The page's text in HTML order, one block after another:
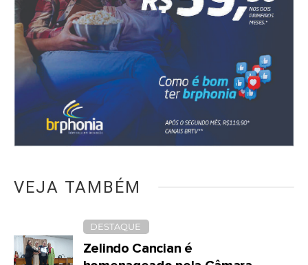
VEJA TAMBÉM
DESTAQUE
Zelindo Cancian é